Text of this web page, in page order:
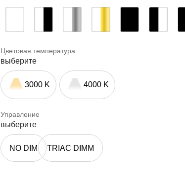
Цветовая температура
выберите
3000 K 4000 K
Управление
выберите
NO DIM TRIAC DIMM